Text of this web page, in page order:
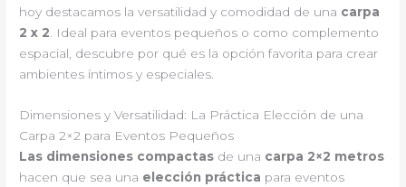
hoy destacamos la versatilidad y comodidad de una carpa
2 x 2. Ideal para eventos pequeños o como complemento
espacial, descubre por qué es la opción favorita para crear
ambientes íntimos y especiales.
Dimensiones y Versatilidad: La Práctica Elección de una
Carpa 2×2 para Eventos Pequeños
Las dimensiones compactas de una carpa 2×2 metros
hacen que sea una elección práctica para eventos